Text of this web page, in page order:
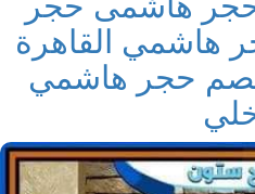
هاشمي القاهرة
حجر هاشمي